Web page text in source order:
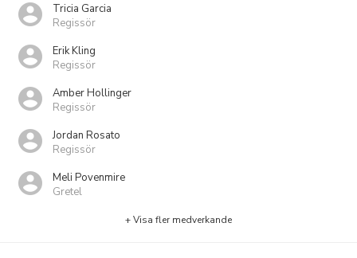
Tricia Garcia
Regissör
Erik Kling
Regissör
Amber Hollinger
Regissör
Jordan Rosato
Regissör
Meli Povenmire
Gretel
+ Visa fler medverkande